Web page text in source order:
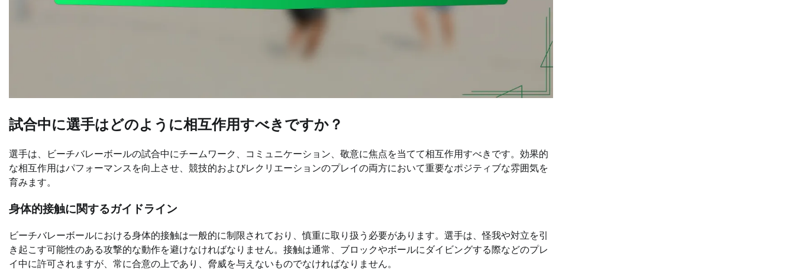
試合中に選手はどのように相互作用すべきですか？
選手は、ビーチバレーボールの試合中にチームワーク、コミュニケーション、敬意に焦点を当てて相互作用すべきです。効果的
な相互作用はパフォーマンスを向上させ、競技的およびレクリエーションのプレイの両方において重要なポジティブな雰囲気を
育みます。
身体的接触に関するガイドライン
ビーチバレーボールにおける身体的接触は一般的に制限されており、慎重に取り扱う必要があります。選手は、怪我や対立を引
き起こす可能性のある攻撃的な動作を避けなければなりません。接触は通常、ブロックやボールにダイビングする際などのプレ
イ中に許可されますが、常に合意の上であり、脅威を与えないものでなければなりません。